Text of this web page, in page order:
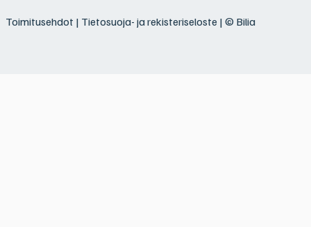
Toimitusehdot | Tietosuoja- ja rekisteriseloste | © Bilia